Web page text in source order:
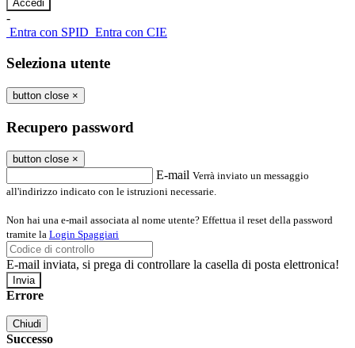
-
Entra con SPID Entra con CIE
Seleziona utente
button close ×
Recupero password
button close ×
E-mail Verrà inviato un messaggio
all'indirizzo indicato con le istruzioni necessarie.
Non hai una e-mail associata al nome utente? Effettua il reset della password
tramite la Login Spaggiari
E-mail inviata, si prega di controllare la casella di posta elettronica!
Errore
Chiudi
Successo